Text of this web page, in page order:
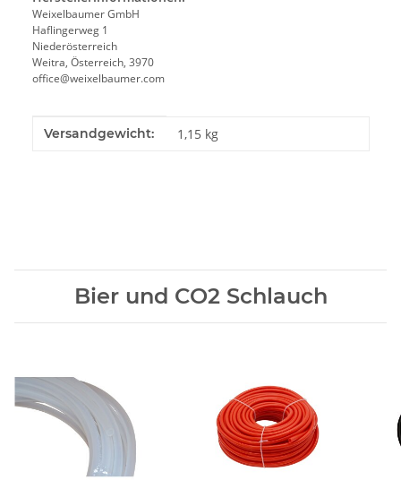
Weixelbaumer GmbH
Haflingerweg 1
Niederösterreich
Weitra, Österreich, 3970
office@weixelbaumer.com
Produkteigenschaft
Wert
Versandgewicht: 1,15 kg
Bier und CO2 Schlauch